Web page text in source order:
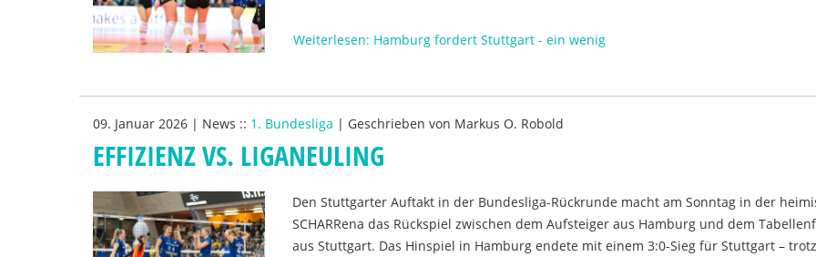
Weiterlesen: Hamburg fordert Stuttgart - ein wenig
09. Januar 2026 | News :: 1. Bundesliga | Geschrieben von Markus O. Robold
EFFIZIENZ VS. LIGANEULING
Den Stuttgarter Auftakt in der Bundesliga-Rückrunde macht am Sonntag in der
SCHARRena das Rückspiel zwischen dem Aufsteiger aus Hamburg und dem
aus Stuttgart. Das Hinspiel in Hamburg endete mit einem 3:0-Sieg für Stuttgart – trotz